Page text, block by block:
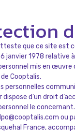
que ce site est
6 janvier 1978 relative
mis en œuvre
Cooptalis.
personnelles
dispose d’un droit
le
ou
France,